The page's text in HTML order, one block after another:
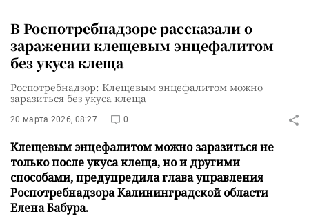
В Роспотребнадзоре рассказали о
заражении клещевым энцефалитом
без укуса клеща
Роспотребнадзор: Клещевым энцефалитом можно
заразиться без укуса клеща
20 марта 2026, 08:27 0
Клещевым энцефалитом можно заразиться не
только после укуса клеща, но и другими
способами, предупредила глава управления
Роспотребнадзора Калининградской области
Елена Бабура.